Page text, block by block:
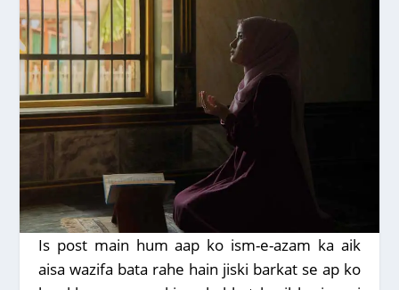
Is post main hum aap ko ism-e-azam ka aik
aisa wazifa bata rahe hain jiski barkat se ap ko